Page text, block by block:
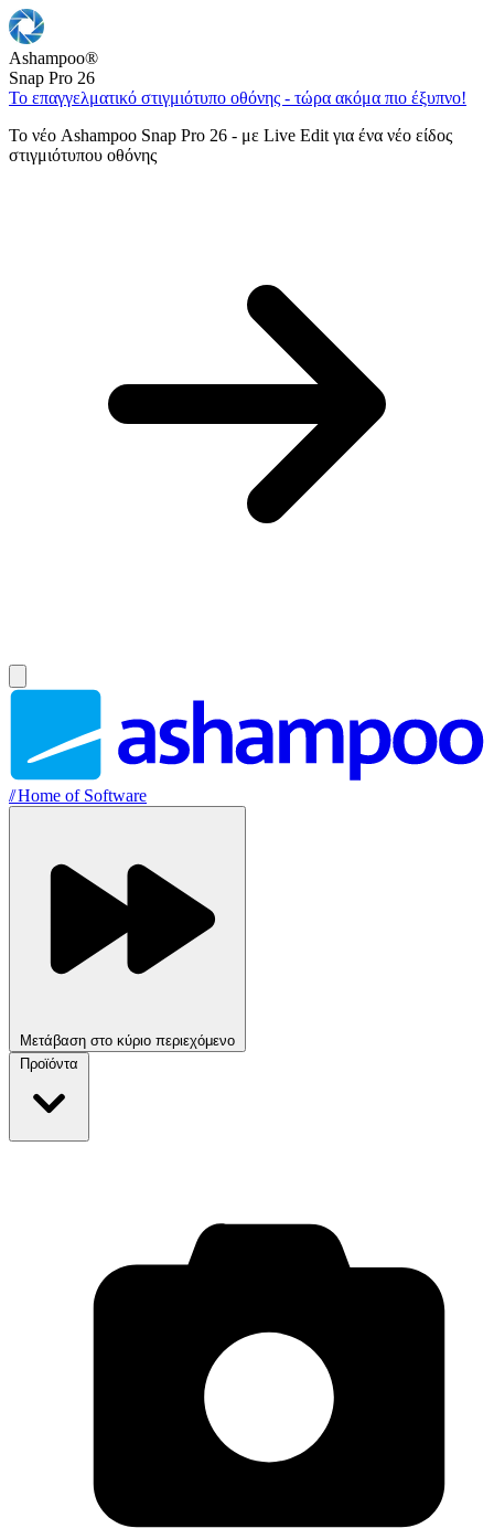
Ashampoo®
Snap Pro 26
Το επαγγελματικό στιγμιότυπο οθόνης - τώρα ακόμα πιο έξυπνο!
Το νέο Ashampoo Snap Pro 26 - με Live Edit για ένα νέο είδος
στιγμιότυπου οθόνης
//Home of Software
Μετάβαση στο κύριο περιεχόμενο
Προϊόντα